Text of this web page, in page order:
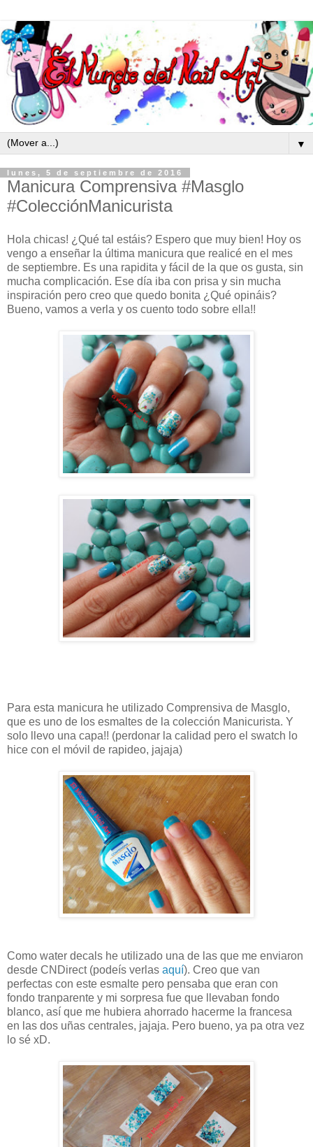
▼
lunes, 5 de septiembre de 2016
Manicura Comprensiva #Masglo
#ColecciónManicurista
Hola chicas! ¿Qué tal estáis? Espero que muy bien! Hoy os
vengo a enseñar la última manicura que realicé en el mes
de septiembre. Es una rapidita y fácil de la que os gusta, sin
mucha complicación. Ese día iba con prisa y sin mucha
inspiración pero creo que quedo bonita ¿Qué opináis?
Bueno, vamos a verla y os cuento todo sobre ella!!
Para esta manicura he utilizado Comprensiva de Masglo,
que es uno de los esmaltes de la colección Manicurista. Y
solo llevo una capa!! (perdonar la calidad pero el swatch lo
hice con el móvil de rapideo, jajaja)
Como water decals he utilizado una de las que me enviaron
desde CNDirect (podeís verlas aquí). Creo que van
perfectas con este esmalte pero pensaba que eran con
fondo tranparente y mi sorpresa fue que llevaban fondo
blanco, así que me hubiera ahorrado hacerme la francesa
en las dos uñas centrales, jajaja. Pero bueno, ya pa otra vez
lo sé xD.